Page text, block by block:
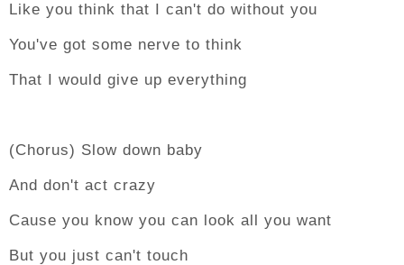
Like you think that I can't do without you
You've got some nerve to think
That I would give up everything
(Chorus) Slow down baby
And don't act crazy
Cause you know you can look all you want
But you just can't touch